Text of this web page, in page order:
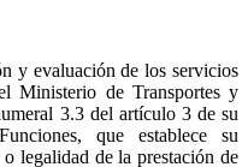
y evaluación de los servicios
Ministerio de Transportes y
3.3 del artículo 3 de su
que establece su
legalidad de la prestación de